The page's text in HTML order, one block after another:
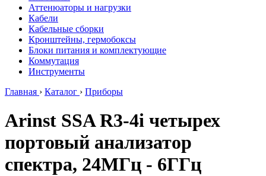
Аттенюаторы и нагрузки
Кабели
Кабельные сборки
Кронштейны, гермобоксы
Блоки питания и комплектующие
Коммутация
Инструменты
Главная › Каталог › Приборы
Arinst SSA R3-4i четырех
портовый анализатор
спектра, 24МГц - 6ГГц